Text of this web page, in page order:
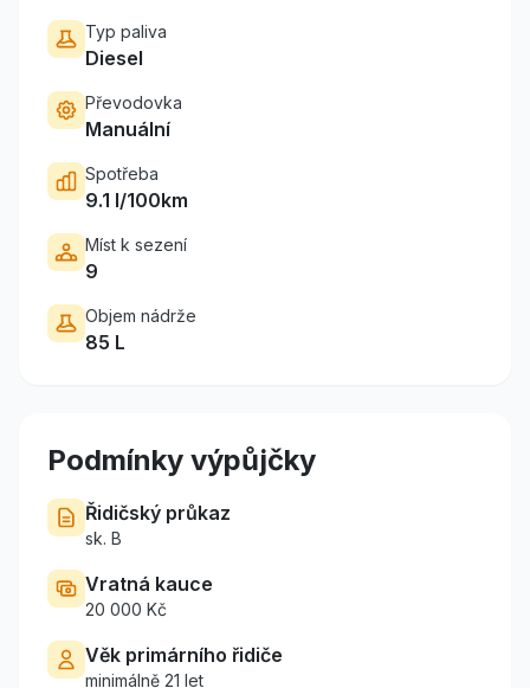
Typ paliva
Diesel
Převodovka
Manuální
Spotřeba
9.1 l/100km
Míst k sezení
9
Objem nádrže
85 L
Podmínky výpůjčky
Řidičský průkaz
sk. B
Vratná kauce
20 000 Kč
Věk primárního řidiče
minimálně 21 let